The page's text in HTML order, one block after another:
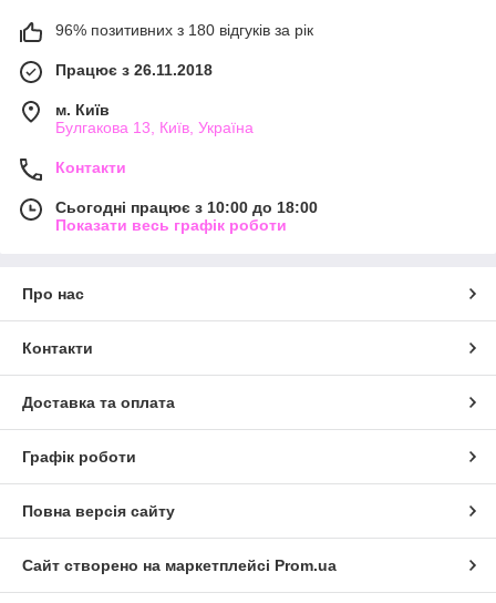
96% позитивних з 180 відгуків за рік
Працює з 26.11.2018
м. Київ
Булгакова 13, Київ, Україна
Контакти
Сьогодні працює з 10:00 до 18:00
Показати весь графік роботи
Про нас
Контакти
Доставка та оплата
Графік роботи
Повна версія сайту
Сайт створено на маркетплейсі Prom.ua